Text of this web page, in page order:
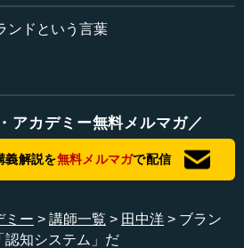
す。しかしこの定義では、ブラン
も、名前やシンボル以上の議論は
人々の間でもっと豊かな連想を生
選ぶとか、知名度を高めるといっ
への約束だという定義もよくな
お客さんに対して、しっかりいろ
ばならないと、本の中には書かれ
定義について考えていくとよく分
す。
ンドという言葉
アカデミー無料メルマガ／
義解説を無料メルマガで配信
ミー 講師一覧 田中洋
ブラン
認知システム」だ